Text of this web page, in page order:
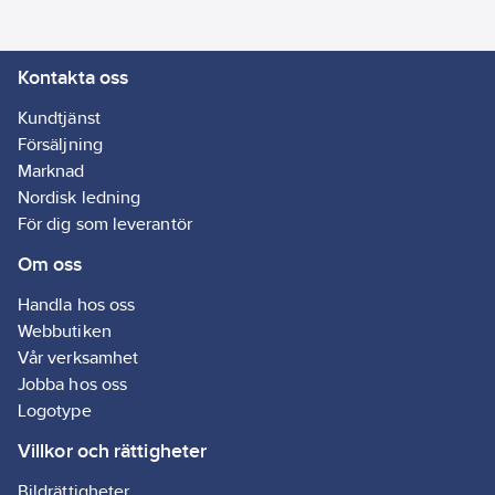
Kontakta oss
Kundtjänst
Försäljning
Marknad
Nordisk ledning
För dig som leverantör
Om oss
Handla hos oss
Webbutiken
Vår verksamhet
Jobba hos oss
Logotype
Villkor och rättigheter